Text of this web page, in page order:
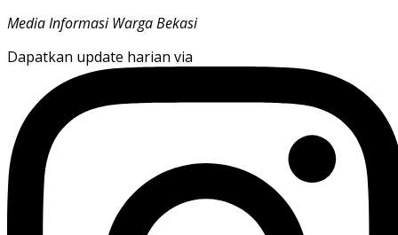
Media Informasi Warga Bekasi
Dapatkan update harian via